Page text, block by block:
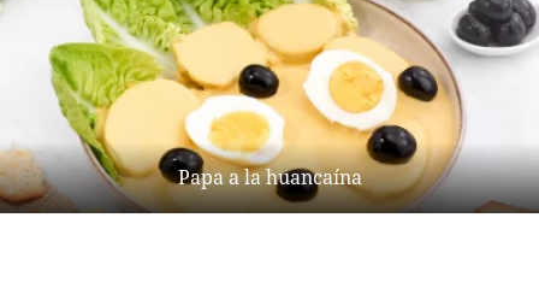
Papa a la huancaína